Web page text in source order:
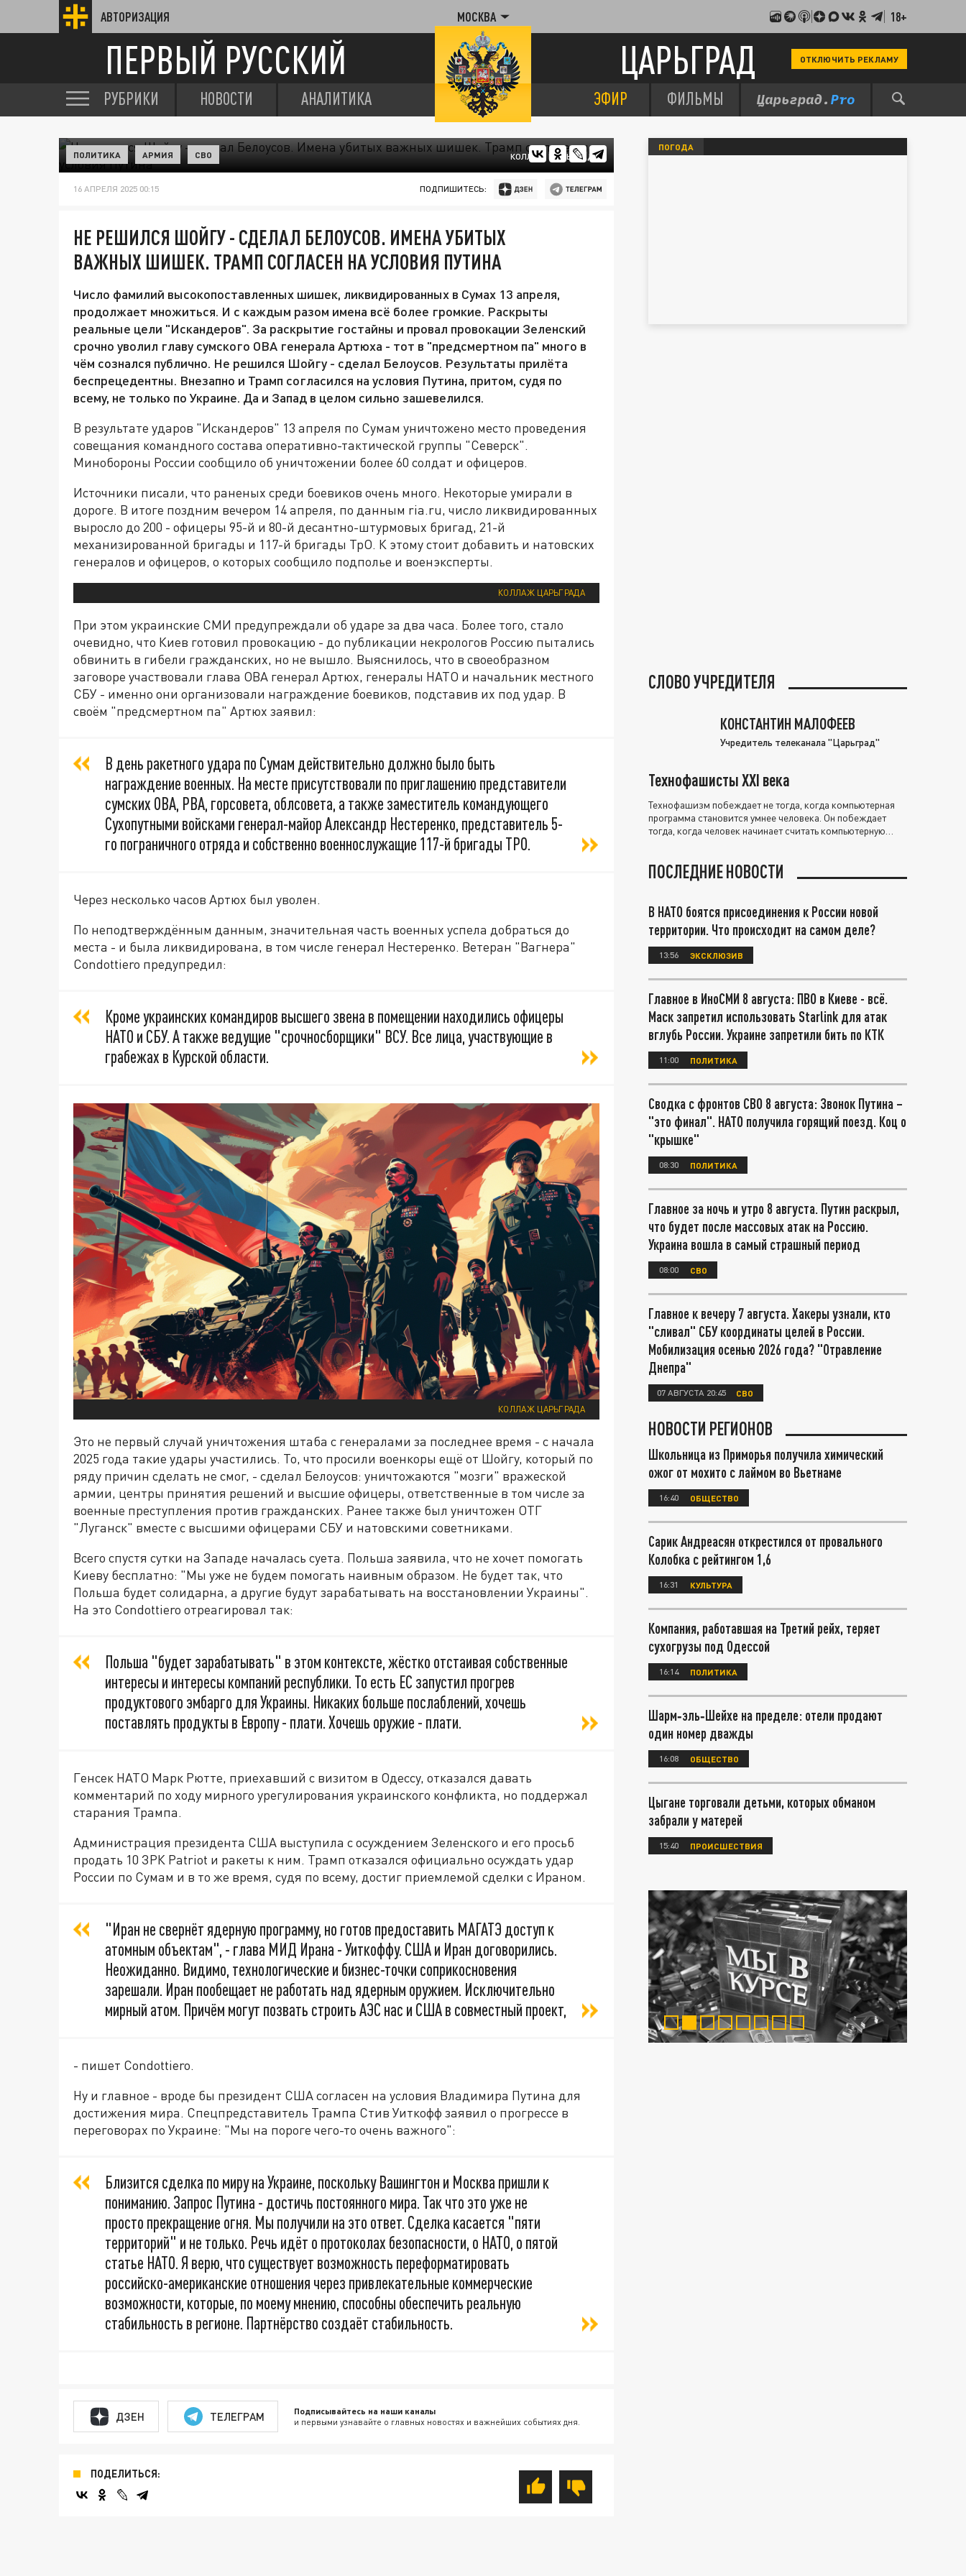
АВТОРИЗАЦИЯ МОСКВА 18+
ПЕРВЫЙ РУССКИЙ ЦАРЬГРАД ОТКЛЮЧИТЬ РЕКЛАМУ
РУБРИКИ НОВОСТИ АНАЛИТИКА ЭФИР ФИЛЬМЫ
КОЛЛАЖ ЦАРЬГРАДА
ПОЛИТИКА АРМИЯ СВО
16 АПРЕЛЯ 2025 00:15 ПОДПИШИТЕСЬ:
НЕ РЕШИЛСЯ ШОЙГУ - СДЕЛАЛ БЕЛОУСОВ. ИМЕНА УБИТЫХ
ВАЖНЫХ ШИШЕК. ТРАМП СОГЛАСЕН НА УСЛОВИЯ ПУТИНА
Число фамилий высокопоставленных шишек, ликвидированных в Сумах 13 апреля,
продолжает множиться. И с каждым разом имена всё более громкие. Раскрыты
реальные цели "Искандеров". За раскрытие гостайны и провал провокации Зеленский
срочно уволил главу сумского ОВА генерала Артюха - тот в "предсмертном па" много в
чём сознался публично. Не решился Шойгу - сделал Белоусов. Результаты прилёта
беспрецедентны. Внезапно и Трамп согласился на условия Путина, притом, судя по
всему, не только по Украине. Да и Запад в целом сильно зашевелился.
В результате ударов "Искандеров" 13 апреля по Сумам уничтожено место проведения
совещания командного состава оперативно-тактической группы "Северск".
Минобороны России сообщило об уничтожении более 60 солдат и офицеров.
Источники писали, что раненых среди боевиков очень много. Некоторые умирали в
дороге. В итоге поздним вечером 14 апреля, по данным ria.ru, число ликвидированных
выросло до 200 - офицеры 95-й и 80-й десантно-штурмовых бригад, 21-й
механизированной бригады и 117-й бригады ТрО. К этому стоит добавить и натовских
генералов и офицеров, о которых сообщило подполье и военэксперты.
КОЛЛАЖ ЦАРЬГРАДА
При этом украинские СМИ предупреждали об ударе за два часа. Более того, стало
очевидно, что Киев готовил провокацию - до публикации некрологов Россию пытались
обвинить в гибели гражданских, но не вышло. Выяснилось, что в своеобразном
заговоре участвовали глава ОВА генерал Артюх, генералы НАТО и начальник местного
СБУ - именно они организовали награждение боевиков, подставив их под удар. В
своём "предсмертном па" Артюх заявил:
В день ракетного удара по Сумам действительно должно было быть
награждение военных. На месте присутствовали по приглашению представители
сумских ОВА, РВА, горсовета, облсовета, а также заместитель командующего
Сухопутными войсками генерал-майор Александр Нестеренко, представитель 5-
го пограничного отряда и собственно военнослужащие 117-й бригады ТРО.
Через несколько часов Артюх был уволен.
По неподтверждённым данным, значительная часть военных успела добраться до
места - и была ликвидирована, в том числе генерал Нестеренко. Ветеран "Вагнера"
Condottiero предупредил:
Кроме украинских командиров высшего звена в помещении находились офицеры
НАТО и СБУ. А также ведущие "срочносборщики" ВСУ. Все лица, участвующие в
грабежах в Курской области.
КОЛЛАЖ ЦАРЬГРАДА
Это не первый случай уничтожения штаба с генералами за последнее время - с начала
2025 года такие удары участились. То, что просили военкоры ещё от Шойгу, который по
ряду причин сделать не смог, - сделал Белоусов: уничтожаются "мозги" вражеской
армии, центры принятия решений и высшие офицеры, ответственные в том числе за
военные преступления против гражданских. Ранее также был уничтожен ОТГ
"Луганск" вместе с высшими офицерами СБУ и натовскими советниками.
Всего спустя сутки на Западе началась суета. Польша заявила, что не хочет помогать
Киеву бесплатно: "Мы уже не будем помогать наивным образом. Не будет так, что
Польша будет солидарна, а другие будут зарабатывать на восстановлении Украины".
На это Condottiero отреагировал так:
Польша "будет зарабатывать" в этом контексте, жёстко отстаивая собственные
интересы и интересы компаний республики. То есть ЕС запустил прогрев
продуктового эмбарго для Украины. Никаких больше послаблений, хочешь
поставлять продукты в Европу - плати. Хочешь оружие - плати.
Генсек НАТО Марк Рютте, приехавший с визитом в Одессу, отказался давать
комментарий по ходу мирного урегулирования украинского конфликта, но поддержал
старания Трампа.
Администрация президента США выступила с осуждением Зеленского и его просьб
продать 10 ЗРК Patriot и ракеты к ним. Трамп отказался официально осуждать удар
России по Сумам и в то же время, судя по всему, достиг приемлемой сделки с Ираном.
"Иран не свернёт ядерную программу, но готов предоставить МАГАТЭ доступ к
атомным объектам", - глава МИД Ирана - Уиткоффу. США и Иран договорились.
Неожиданно. Видимо, технологические и бизнес-точки соприкосновения
зарешали. Иран пообещает не работать над ядерным оружием. Исключительно
мирный атом. Причём могут позвать строить АЭС нас и США в совместный проект,
- пишет Condottiero.
Ну и главное - вроде бы президент США согласен на условия Владимира Путина для
достижения мира. Спецпредставитель Трампа Стив Уиткофф заявил о прогрессе в
переговорах по Украине: "Мы на пороге чего-то очень важного":
Близится сделка по миру на Украине, поскольку Вашингтон и Москва пришли к
пониманию. Запрос Путина - достичь постоянного мира. Так что это уже не
просто прекращение огня. Мы получили на это ответ. Сделка касается "пяти
территорий" и не только. Речь идёт о протоколах безопасности, о НАТО, о пятой
статье НАТО. Я верю, что существует возможность переформатировать
российско-американские отношения через привлекательные коммерческие
возможности, которые, по моему мнению, способны обеспечить реальную
стабильность в регионе. Партнёрство создаёт стабильность.
ДЗЕН ТЕЛЕГРАМ Подписывайтесь на наши каналы
и первыми узнавайте о главных новостях и важнейших событиях дня.
ПОДЕЛИТЬСЯ:
ПОГОДА
СЛОВО УЧРЕДИТЕЛЯ
КОНСТАНТИН МАЛОФЕЕВ
Учредитель телеканала "Царьград"
Технофашисты XXI века
Технофашизм побеждает не тогда, когда компьютерная
программа становится умнее человека. Он побеждает
тогда, когда человек начинает считать компьютерную
ПОСЛЕДНИЕ НОВОСТИ
В НАТО боятся присоединения к России новой
территории. Что происходит на самом деле?
13:56 ЭКСКЛЮЗИВ
Главное в ИноСМИ 8 августа: ПВО в Киеве - всё.
Маск запретил использовать Starlink для атак
вглубь России. Украине запретили бить по КТК
11:00 ПОЛИТИКА
Сводка с фронтов СВО 8 августа: Звонок Путина –
"это финал". НАТО получила горящий поезд. Коц о
"крышке"
08:30 ПОЛИТИКА
Главное за ночь и утро 8 августа. Путин раскрыл,
что будет после массовых атак на Россию.
Украина вошла в самый страшный период
08:00 СВО
Главное к вечеру 7 августа. Хакеры узнали, кто
"сливал" СБУ координаты целей в России.
Мобилизация осенью 2026 года? "Отравление
Днепра"
07 АВГУСТА 20:45 СВО
НОВОСТИ РЕГИОНОВ
Школьница из Приморья получила химический
ожог от мохито с лаймом во Вьетнаме
16:40 ОБЩЕСТВО
Сарик Андреасян открестился от провального
Колобка с рейтингом 1,6
16:31 КУЛЬТУРА
Компания, работавшая на Третий рейх, теряет
сухогрузы под Одессой
16:14 ПОЛИТИКА
Шарм‑эль‑Шейхе на пределе: отели продают
один номер дважды
16:08 ОБЩЕСТВО
Цыгане торговали детьми, которых обманом
забрали у матерей
15:40 ПРОИСШЕСТВИЯ